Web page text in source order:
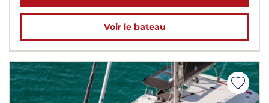
Voir le bateau